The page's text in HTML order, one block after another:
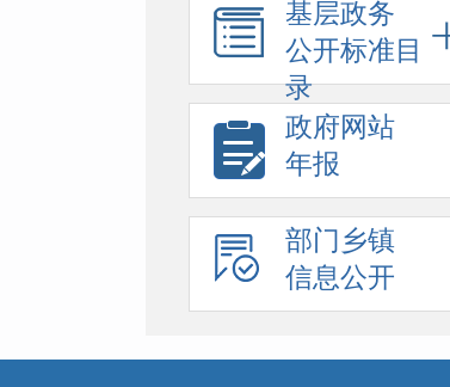
基层政务
公开标准目
录
政府网站
年报
部门乡镇
信息公开